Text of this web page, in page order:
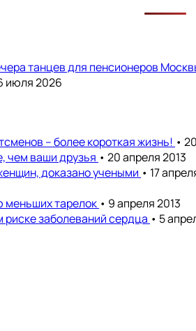
танцев для пенсионеров
июля 2026
– более короткая жизнь! •
чем ваши друзья • 20 апреля 2013
доказано учеными • 17
меньших тарелок • 9 апреля 2013
заболеваний сердца • 5